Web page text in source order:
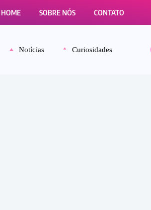
HOME SOBRE NÓS CONTATO
Notícias Curiosidades